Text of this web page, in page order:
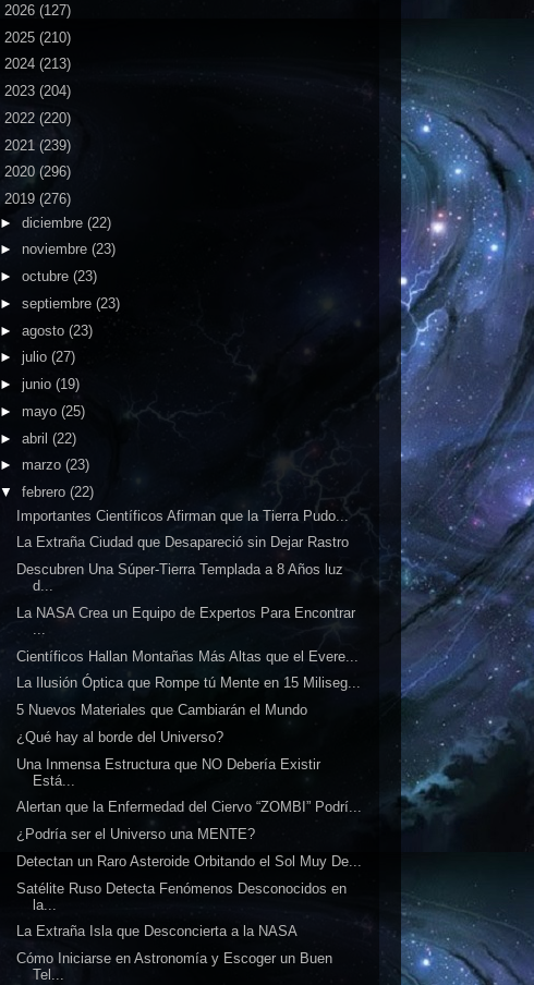
2026 (127)
2025 (210)
2024 (213)
2023 (204)
2022 (220)
2021 (239)
2020 (296)
2019 (276)
► diciembre (22)
► noviembre (23)
► octubre (23)
► septiembre (23)
► agosto (23)
► julio (27)
► junio (19)
► mayo (25)
► abril (22)
► marzo (23)
▼ febrero (22)
Importantes Científicos Afirman que la Tierra Pudo...
La Extraña Ciudad que Desapareció sin Dejar Rastro
Descubren Una Súper-Tierra Templada a 8 Años luz
d...
La NASA Crea un Equipo de Expertos Para Encontrar
Científicos Hallan Montañas Más Altas que el Evere...
La Ilusión Óptica que Rompe tú Mente en 15 Miliseg...
5 Nuevos Materiales que Cambiarán el Mundo
¿Qué hay al borde del Universo?
Una Inmensa Estructura que NO Debería Existir
Está...
Alertan que la Enfermedad del Ciervo “ZOMBI” Podrí...
¿Podría ser el Universo una MENTE?
Detectan un Raro Asteroide Orbitando el Sol Muy De...
Satélite Ruso Detecta Fenómenos Desconocidos en
la...
La Extraña Isla que Desconcierta a la NASA
Cómo Iniciarse en Astronomía y Escoger un Buen
Tel...